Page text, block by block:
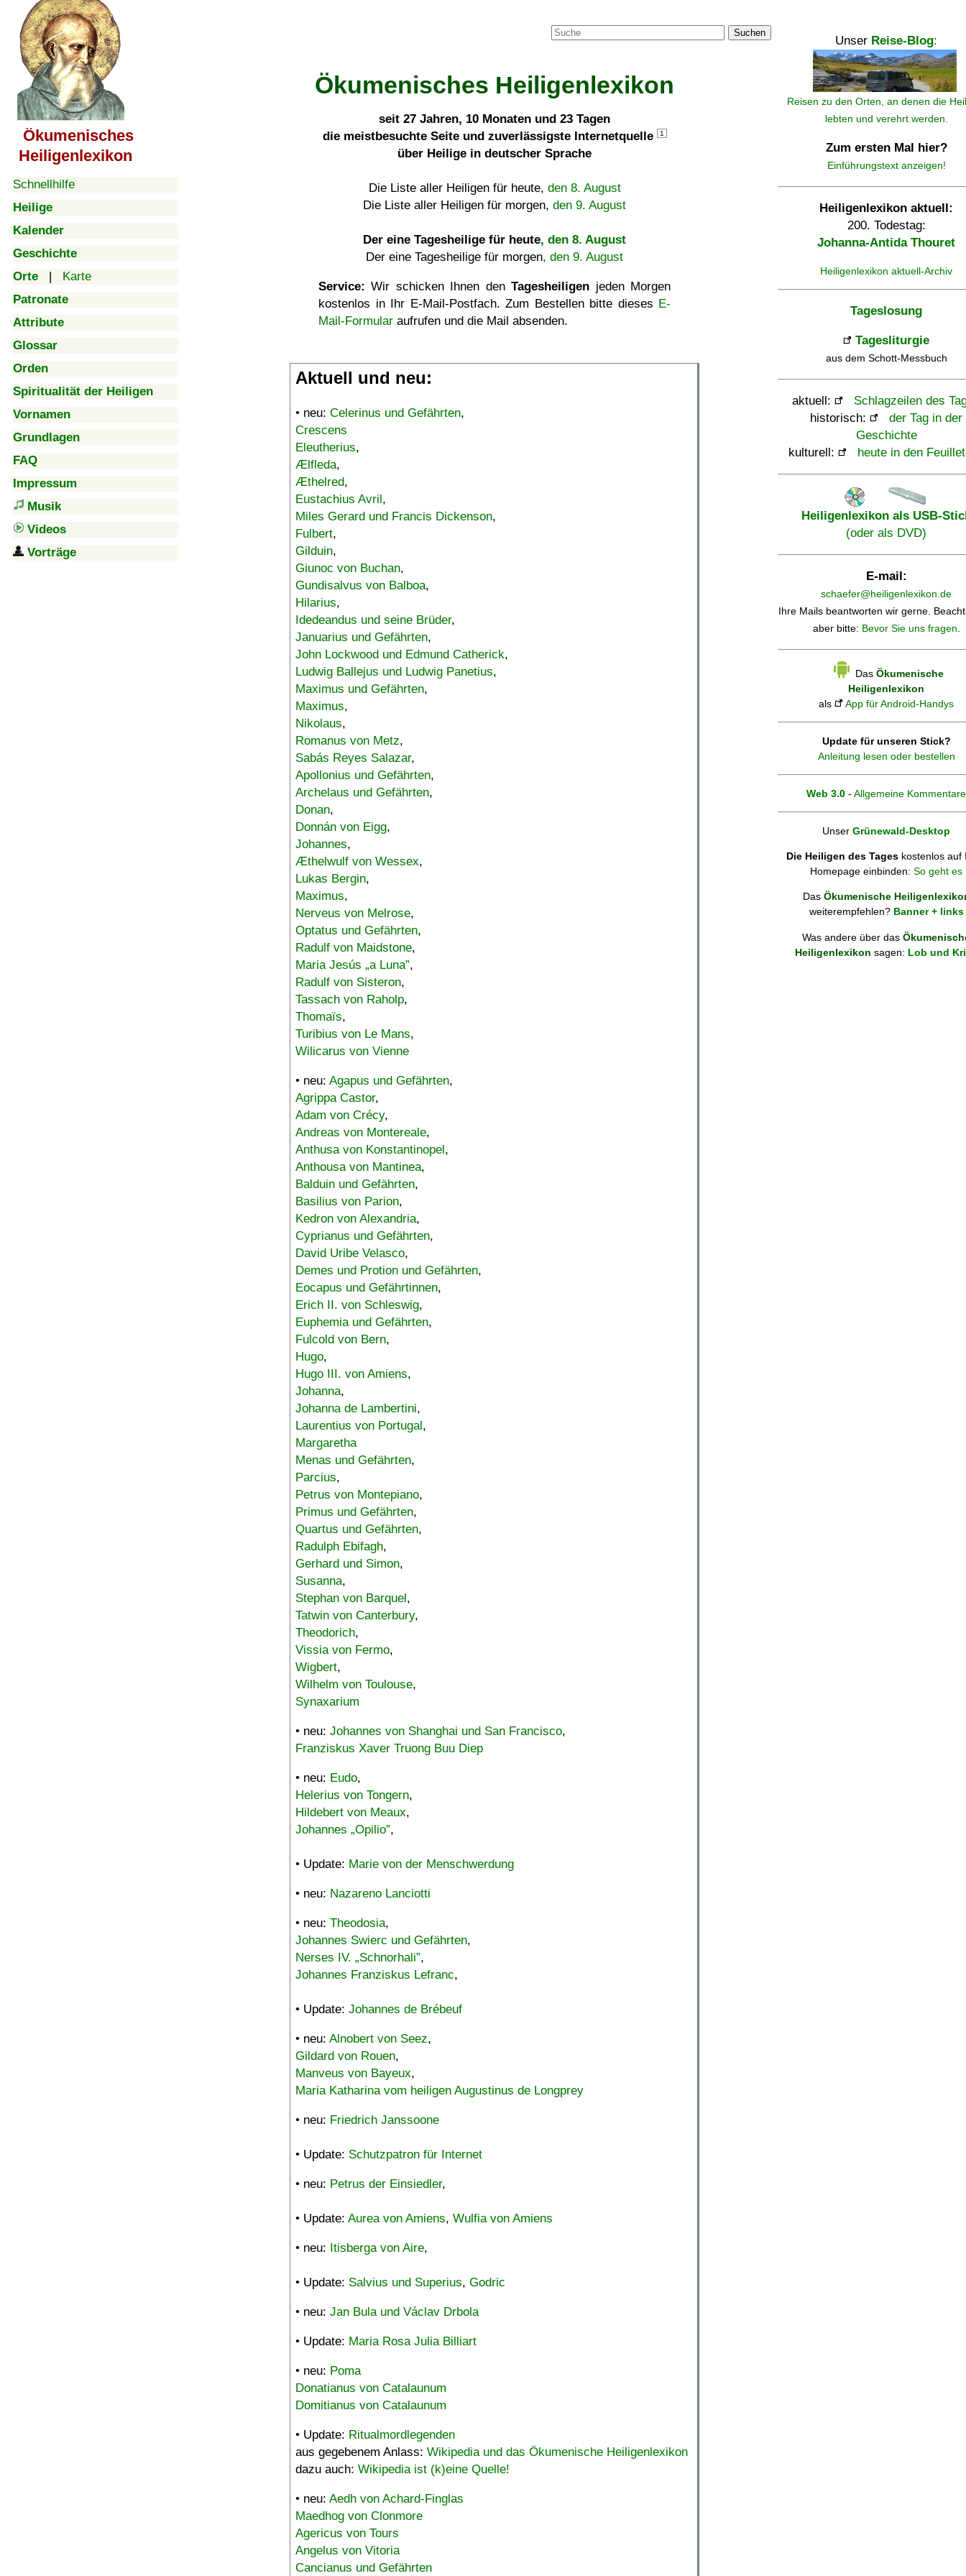
Ökumenisches
Heiligenlexikon
Schnellhilfe
Heilige
Kalender
Geschichte
Orte | Karte
Patronate
Attribute
Glossar
Orden
Spiritualität der Heiligen
Vornamen
Grundlagen
FAQ
Impressum
Musik
Videos
Vorträge
Suchen
Ökumenisches Heiligenlexikon
seit 27 Jahren, 10 Monaten und 23 Tagen
die meistbesuchte Seite und zuverlässigste Internetquelle
1
über Heilige in deutscher Sprache
Die Liste aller Heiligen für heute, den 8. August
Die Liste aller Heiligen für morgen, den 9. August
Der eine Tagesheilige für heute, den 8. August
Der eine Tagesheilige für morgen, den 9. August
Service: Wir schicken Ihnen denTagesheiligen jeden Morgen
kostenlos in Ihr E-Mail-Postfach. Zum Bestellen bitte dieses E-
Mail-Formular aufrufen und die Mail absenden.
Aktuell und neu:
• neu: Celerinus und Gefährten,
Crescens
Eleutherius,
Ælfleda,
Æthelred,
Eustachius Avril,
Miles Gerard und Francis Dickenson,
Fulbert,
Gilduin,
Giunoc von Buchan,
Gundisalvus von Balboa,
Hilarius,
Idedeandus und seine Brüder,
Januarius und Gefährten,
John Lockwood und Edmund Catherick,
Ludwig Ballejus und Ludwig Panetius,
Maximus und Gefährten,
Maximus,
Nikolaus,
Romanus von Metz,
Sabás Reyes Salazar,
Apollonius und Gefährten,
Archelaus und Gefährten,
Donan,
Donnán von Eigg,
Johannes,
Æthelwulf von Wessex,
Lukas Bergin,
Maximus,
Nerveus von Melrose,
Optatus und Gefährten,
Radulf von Maidstone,
Maria Jesús „a Luna”,
Radulf von Sisteron,
Tassach von Raholp,
Thomaïs,
Turibius von Le Mans,
Wilicarus von Vienne
• neu: Agapus und Gefährten,
Agrippa Castor,
Adam von Crécy,
Andreas von Montereale,
Anthusa von Konstantinopel,
Anthousa von Mantinea,
Balduin und Gefährten,
Basilius von Parion,
Kedron von Alexandria,
Cyprianus und Gefährten,
David Uribe Velasco,
Demes und Protion und Gefährten,
Eocapus und Gefährtinnen,
Erich II. von Schleswig,
Euphemia und Gefährten,
Fulcold von Bern,
Hugo,
Hugo III. von Amiens,
Johanna,
Johanna de Lambertini,
Laurentius von Portugal,
Margaretha
Menas und Gefährten,
Parcius,
Petrus von Montepiano,
Primus und Gefährten,
Quartus und Gefährten,
Radulph Ebifagh,
Gerhard und Simon,
Susanna,
Stephan von Barquel,
Tatwin von Canterbury,
Theodorich,
Vissia von Fermo,
Wigbert,
Wilhelm von Toulouse,
Synaxarium
• neu: Johannes von Shanghai und San Francisco,
Franziskus Xaver Truong Buu Diep
• neu: Eudo,
Helerius von Tongern,
Hildebert von Meaux,
Johannes „Opilio”,
• Update: Marie von der Menschwerdung
• neu: Nazareno Lanciotti
• neu: Theodosia,
Johannes Swierc und Gefährten,
Nerses IV. „Schnorhali”,
Johannes Franziskus Lefranc,
• Update: Johannes de Brébeuf
• neu: Alnobert von Seez,
Gildard von Rouen,
Manveus von Bayeux,
Maria Katharina vom heiligen Augustinus de Longprey
• neu: Friedrich Janssoone
• Update: Schutzpatron für Internet
• neu: Petrus der Einsiedler,
• Update: Aurea von Amiens, Wulfia von Amiens
• neu: Itisberga von Aire,
• Update: Salvius und Superius, Godric
• neu: Jan Bula und Václav Drbola
• Update: Maria Rosa Julia Billiart
• neu: Poma
Donatianus von Catalaunum
Domitianus von Catalaunum
• Update: Ritualmordlegenden
aus gegebenem Anlass: Wikipedia und das Ökumenische Heiligenlexikon
dazu auch: Wikipedia ist (k)eine Quelle!
• neu: Aedh von Achard-Finglas
Maedhog von Clonmore
Agericus von Tours
Angelus von Vitoria
Cancianus und Gefährten
Unser Reise-Blog:
Reisen zu den Orten, an denen die
lebten und verehrt werden.
Zum ersten Mal hier?
Einführungstext anzeigen!
Heiligenlexikon aktuell:
200. Todestag:
Johanna-Antida Thouret
Heiligenlexikon aktuell-Archiv
Tageslosung
Tagesliturgie
aus dem Schott-Messbuch
aktuell:
Schlagzeilen des
historisch:
der Tag in der
Geschichte
kulturell:
heute in den
Heiligenlexikon als USB-
(oder als DVD)
E-mail:
schaefer@heiligenlexikon.de
Ihre Mails beantworten wir gerne.
aber bitte: Bevor Sie uns fragen.
Das Ökumenische
Heiligenlexikon
als
App für Android-Handys
Update für unseren Stick?
Anleitung lesen oder bestellen
Web 3.0 - Allgemeine Kommentare
Unser Grünewald-Desktop
Die Heiligen des Tages kostenlos auf
Homepage einbinden: So geht es
Das Ökumenische
weiterempfehlen? Banner + links
Was andere über das
Heiligenlexikon sagen: Lob und